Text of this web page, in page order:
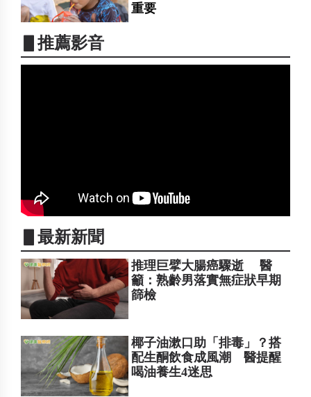
重要
▋推薦影音
▋最新新聞
推理巨擘大腸癌驟逝 醫
籲：熟齡男落實無症狀早期
篩檢
椰子油漱口助「排毒」？搭
配生酮飲食成風潮 醫提醒
喝油養生4迷思